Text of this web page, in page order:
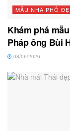
MẪU NHÀ PHỐ
Khám phá
Pháp ông Bùi
08/06/2026